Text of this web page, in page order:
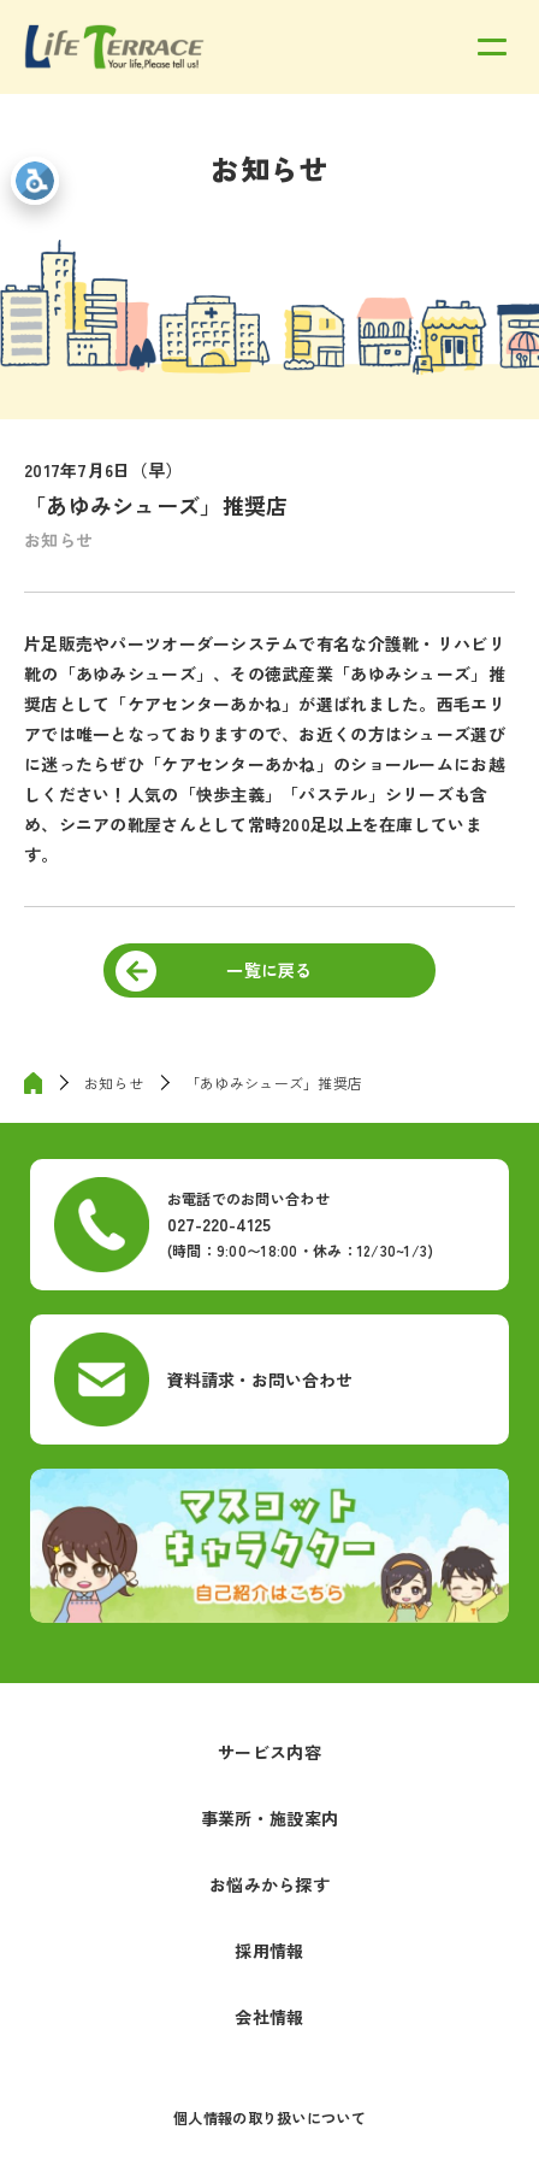
お知らせ
2017年7月6日（早）
「あゆみシューズ」推奨店
お知らせ
片足販売やパーツオーダーシステムで有名な介護靴・リハビリ
靴の「あゆみシューズ」、その徳武産業「あゆみシューズ」推
奨店として「ケアセンターあかね」が選ばれました。西毛エリ
アでは唯一となっておりますので、お近くの方はシューズ選び
に迷ったらぜひ「ケアセンターあかね」のショールームにお越
しください！人気の「快歩主義」「パステル」シリーズも含
め、シニアの靴屋さんとして常時200足以上を在庫していま
す。
一覧に戻る
お知らせ 「あゆみシューズ」推奨店
お電話でのお問い合わせ
027-220-4125
(時間：9:00〜18:00・休み：12/30~1/3)
資料請求・お問い合わせ
サービス内容
事業所・施設案内
お悩みから探す
採用情報
会社情報
個人情報の取り扱いについて